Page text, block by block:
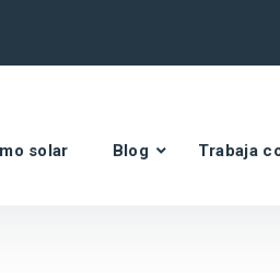
solar Blog Trabaja